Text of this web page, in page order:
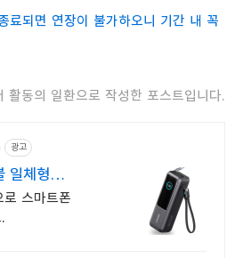
료되면 연장이 불가하오니 기간 내 꼭
활동의 일환으로 작성한 포스트입니다.
광고
일체형
로 스마트폰